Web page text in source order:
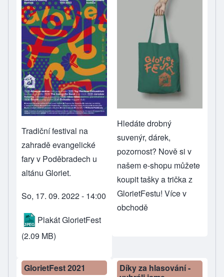
Tradiční festival na
zahradě evangelické
fary v Poděbradech u
altánu Gloriet.
So, 17. 09. 2022 - 14:00
Plakát GlorietFest
(2.09 MB)
Hledáte drobný
suvenýr, dárek,
pozornost? Nově si v
našem e-shopu můžete
koupit tašky a trička z
GlorietFestu! Více v
obchodě
GlorietFest 2021
Díky za hlasování -